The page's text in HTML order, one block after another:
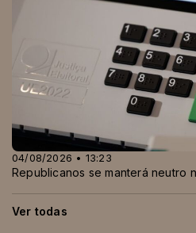
04/08/2026 • 13:23
Republicanos se manterá neutro
Ver todas